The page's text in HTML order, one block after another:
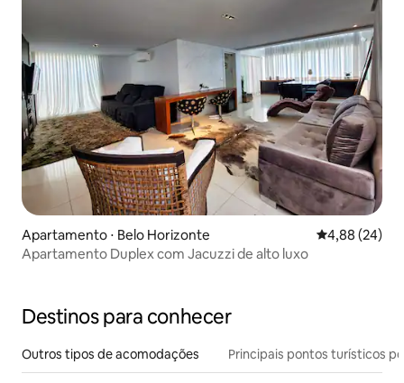
Apartamento ⋅ Belo Horizonte 4,88 de uma
4,88 (24)
Apartamento Duplex com Jacuzzi de alto luxo
Destinos para conhecer
Outros tipos de acomodações Principais pontos turísticos